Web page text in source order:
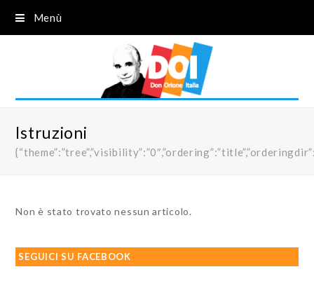
Menù
Istruzioni
Non è stato trovato nessun articolo.
SEGUICI SU FACEBOOK